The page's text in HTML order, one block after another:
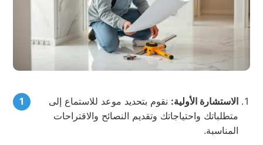
الاستشارة الأولية: نقوم بتحديد موعد للاستماع إلى
متطلباتك واحتياجاتك وتقديم النصائح والاقتراحات
المناسبة.